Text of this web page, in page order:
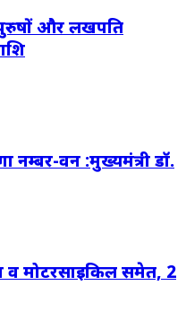
और लखपति
नम्बर-वन :मुख्यमंत्री डॉ.
व मोटरसाइकिल समेत, 2